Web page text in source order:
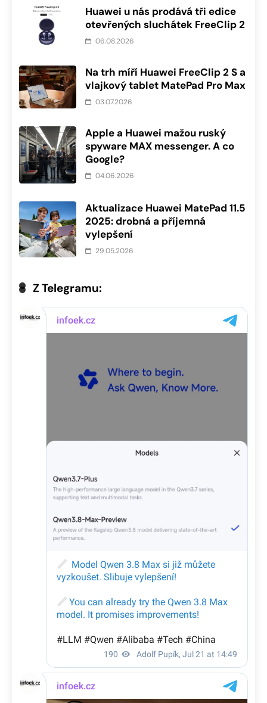
Huawei u nás prodává tři edice
otevřených sluchátek FreeClip 2
06.08.2026
Na trh míří Huawei FreeClip 2 S a
vlajkový tablet MatePad Pro Max
03.07.2026
Apple a Huawei mažou ruský
spyware MAX messenger. A co
Google?
04.06.2026
Aktualizace Huawei MatePad 11.5
2025: drobná a příjemná
vylepšení
29.05.2026
Z Telegramu: